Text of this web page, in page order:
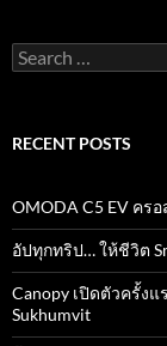
Search
for:
RECENT POSTS
OMODA C5 EV ครอ
อัปทุกทริป… ให้ชีวิต
Canopy เปิดตัวครั้งแ
Sukhumvit